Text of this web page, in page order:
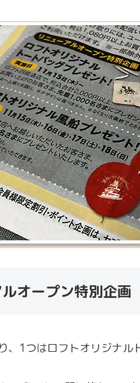
オープン特別企画
、1つはロフトオリジナ